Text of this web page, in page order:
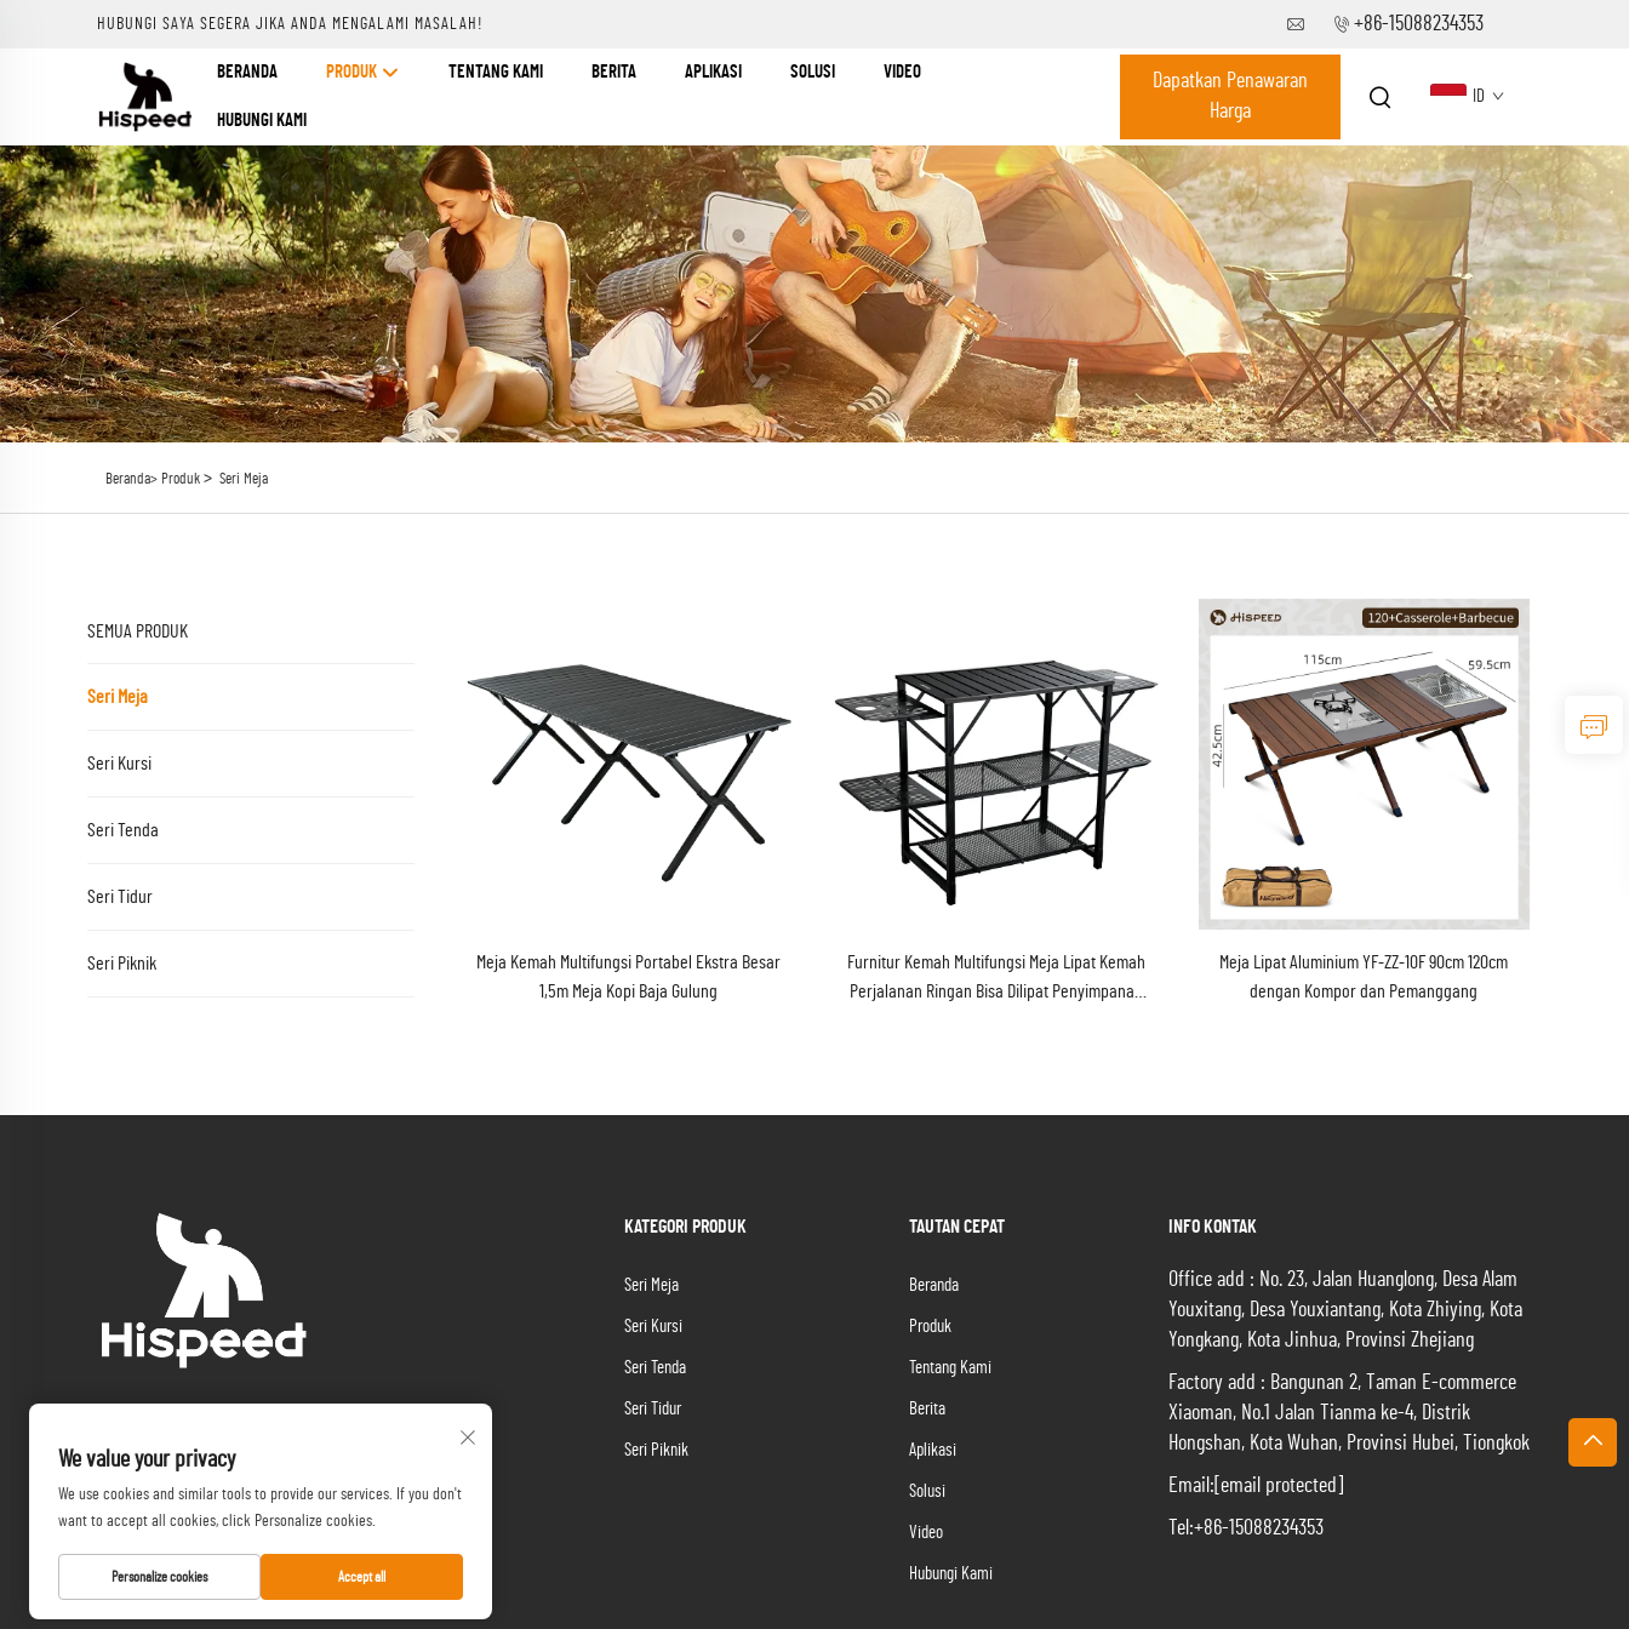
HUBUNGI SAYA SEGERA JIKA ANDA MENGALAMI MASALAH! +86-15088234353
BERANDA PRODUK TENTANG KAMI BERITA APLIKASI SOLUSI VIDEO
HUBUNGI KAMI
Dapatkan Penawaran
Harga
ID
Beranda> Produk > Seri Meja
SEMUA PRODUK
Seri Meja
Seri Kursi
Seri Tenda
Seri Tidur
Seri Piknik
Meja Kemah Multifungsi Portabel Ekstra Besar
1,5m Meja Kopi Baja Gulung
Furnitur Kemah Multifungsi Meja Lipat Kemah
Perjalanan Ringan Bisa Dilipat Penyimpanan
Meja Lipat Aluminium YF-ZZ-10F 90cm 120cm
dengan Kompor dan Pemanggang
KATEGORI PRODUK
Seri Meja
Seri Kursi
Seri Tenda
Seri Tidur
Seri Piknik
TAUTAN CEPAT
Beranda
Produk
Tentang Kami
Berita
Aplikasi
Solusi
Video
Hubungi Kami
INFO KONTAK
Office add : No. 23, Jalan Huanglong, Desa Alam
Youxitang, Desa Youxiantang, Kota Zhiying, Kota
Yongkang, Kota Jinhua, Provinsi Zhejiang
Factory add : Bangunan 2, Taman E-commerce
Xiaoman, No.1 Jalan Tianma ke-4, Distrik
Hongshan, Kota Wuhan, Provinsi Hubei, Tiongkok
Email: [email protected]
Tel:+86-15088234353
We value your privacy
We use cookies and similar tools to provide our services. If you don't
want to accept all cookies, click Personalize cookies.
Personalize cookies Accept all